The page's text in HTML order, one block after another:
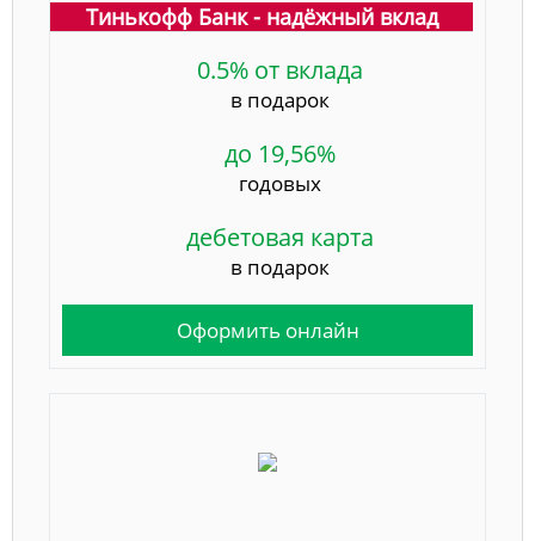
Тинькофф Банк - надёжный вклад
0.5% от вклада
в подарок
до 19,56%
годовых
дебетовая карта
в подарок
Оформить онлайн